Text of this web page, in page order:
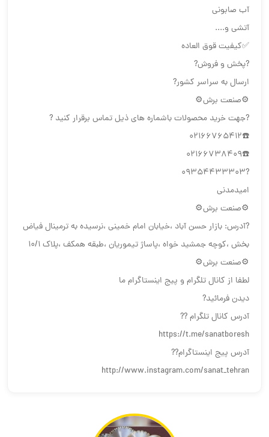
آب صابونی
آتشی و....
✅کیفیت قوق العاده
?پخش و فروش?
ارسال به سراسر کشور?
⚙️صنعت برش⚙️
?جهت خرید محصولات باشماره های ذیل تماس برقرار کنید ?
☎️02166765412
☎️02166738409
?09354433303
امیدمدنی
⚙️صنعت برش⚙️
?آدرس: بازار حسن آباد ،خیابان امام خمینی ،نرسیده به ترمینال فیاض
بخش ،کوچه جمشید خواه ،پاساژ تیموریان ،طبقه همکف ،پلاک ۱۰/۱
⚙️صنعت برش⚙️
لطفا از کانال تلگرام و پیج اینستاگرام ما
دیدن فرمائید?
آدرس کانال تلگرام ??
https://t.me/sanatboresh
آدرس پیج اینستاگرام??
http://www.instagram.com/sanat_tehran